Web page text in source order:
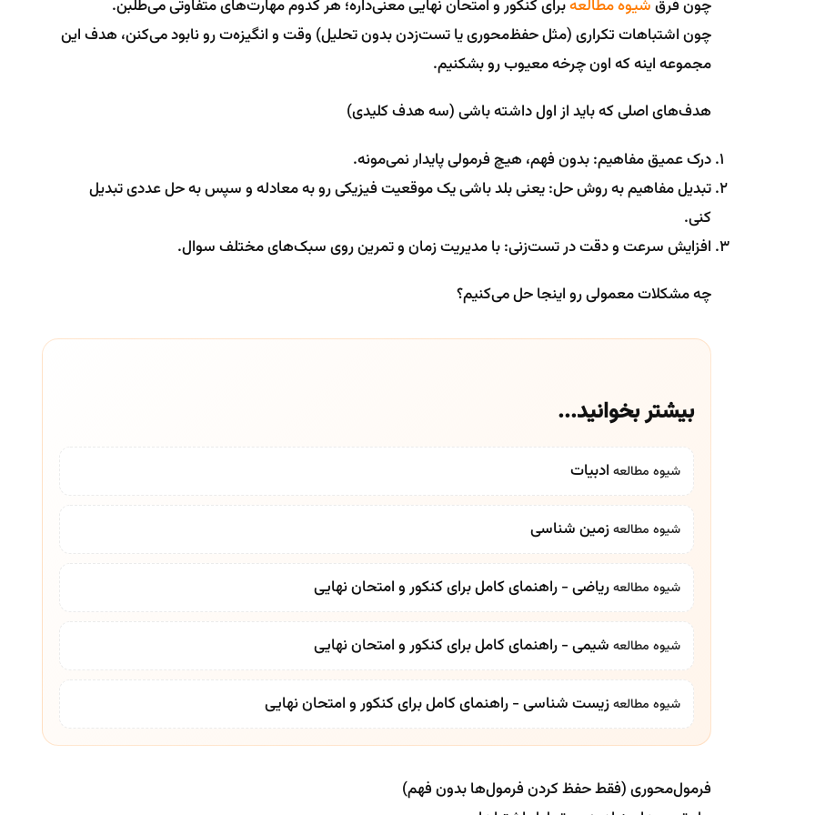
چون فرقشیوه مطالعهبرای کنکور و امتحان نهایی معنی‌داره؛ هر کدوم مهارت‌های متفاوتی می‌طلبن.
چون اشتباهات تکراری (مثل حفظ‌محوری یا تست‌زدن بدون تحلیل) وقت و انگیزه‌ت رو نابود می‌کنن، هدف این
مجموعه اینه که اون چرخه معیوب رو بشکنیم.
هدف‌های اصلی که باید از اول داشته باشی (سه هدف کلیدی)
درک عمیق مفاهیم: بدون فهم، هیچ فرمولی پایدار نمی‌مونه.
تبدیل مفاهیم به روش حل: یعنی بلد باشی یک موقعیت فیزیکی رو به معادله و سپس به حل عددی تبدیل
کنی.
افزایش سرعت و دقت در تست‌زنی: با مدیریت زمان و تمرین روی سبک‌های مختلف سوال.
چه مشکلات معمولی رو اینجا حل می‌کنیم؟
بیشتر بخوانید...
شیوه مطالعه ادبیات
شیوه مطالعهزمین شناسی
شیوه مطالعهریاضی - راهنمای کامل برای کنکور و امتحان نهایی
شیوه مطالعه شیمی - راهنمای کامل برای کنکور و امتحان نهایی
شیوه مطالعهزیست شناسی - راهنمای کامل برای کنکور و امتحان نهایی
فرمول‌محوری (فقط حفظ کردن فرمول‌ها بدون فهم)